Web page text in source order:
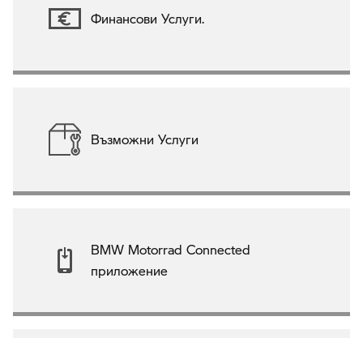
Финансови Услуги.
Възможни Услуги
BMW Motorrad Connected
приложение